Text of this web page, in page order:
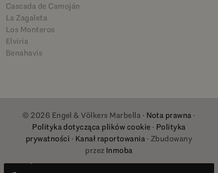
Cascada de Camoján
La Zagaleta
Los Monteros
Elviria
Benahavis
© 2026 Engel & Völkers Marbella · Nota prawna ·
Polityka dotycząca plików cookie · Polityka
prywatności · Kanał raportowania · Zbudowany
przez Inmoba